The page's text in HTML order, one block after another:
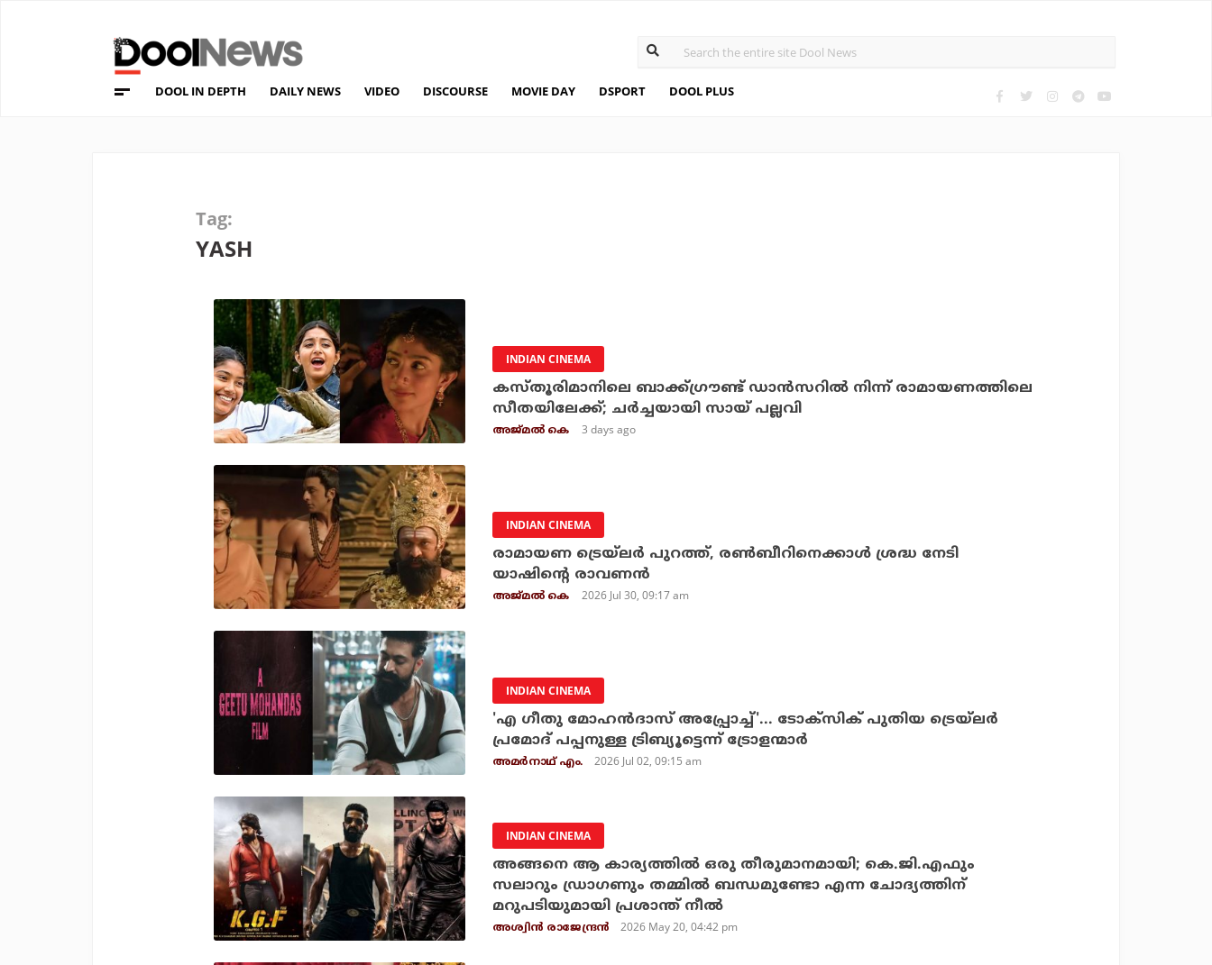
DOOL IN DEPTH DAILY NEWS VIDEO DISCOURSE MOVIE DAY DSPORT DOOL PLUS
Tag:
YASH
INDIAN CINEMA
കസ്തൂരിമാനിലെ ബാക്ക്ഗ്രൗണ്ട് ഡാൻസറിൽ നിന്ന് രാമായണത്തിലെ
സീതയിലേക്ക്; ചർച്ചയായി സായ് പല്ലവി
അജ്മല്‍ കെ 3 days ago
INDIAN CINEMA
രാമായണ ട്രെയ്‌ലർ പുറത്ത്, രൺബീറിനെക്കാൾ ശ്രദ്ധ നേടി
യാഷിന്റെ രാവണൻ
അജ്മല്‍ കെ 2026 Jul 30, 09:17 am
INDIAN CINEMA
'എ ഗീതു മോഹന്‍ദാസ് അപ്പ്രോച്ച്'... ടോക്‌സിക് പുതിയ ട്രെയ്‌ലര്‍
പ്രമോദ് പപ്പനുള്ള ട്രിബ്യൂട്ടെന്ന് ട്രോളന്മാര്‍
അമര്‍നാഥ് എം. 2026 Jul 02, 09:15 am
INDIAN CINEMA
അങ്ങനെ ആ കാര്യത്തില്‍ ഒരു തീരുമാനമായി; കെ.ജി.എഫും
സലാറും ഡ്രാഗണും തമ്മില്‍ ബന്ധമുണ്ടോ എന്ന ചോദ്യത്തിന്
മറുപടിയുമായി പ്രശാന്ത് നീല്‍
അശ്വിന്‍ രാജേന്ദ്രന്‍ 2026 May 20, 04:42 pm